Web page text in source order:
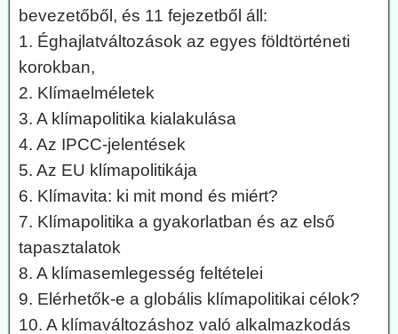
bevezetőből, és 11 fejezetből áll:
1. Éghajlatváltozások az egyes földtörténeti
korokban,
2. Klímaelméletek
3. A klímapolitika kialakulása
4. Az IPCC-jelentések
5. Az EU klímapolitikája
6. Klímavita: ki mit mond és miért?
7. Klímapolitika a gyakorlatban és az első
tapasztalatok
8. A klímasemlegesség feltételei
9. Elérhetők-e a globális klímapolitikai célok?
10. A klímaváltozáshoz való alkalmazkodás